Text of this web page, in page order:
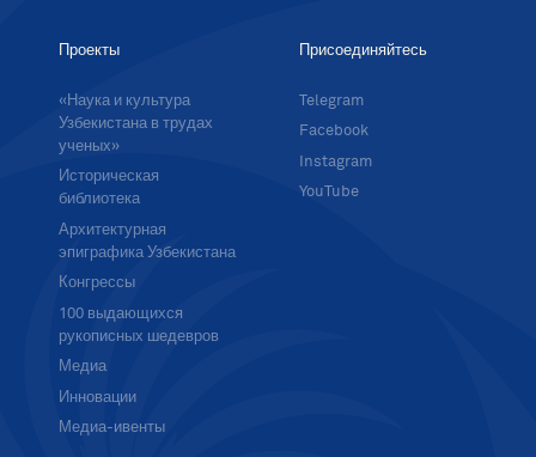
Проекты
«Наука и культура
Узбекистана в трудах
ученых»
Историческая
библиотека
Архитектурная
эпиграфика Узбекистана
Конгрессы
100 выдающихся
рукописных шедевров
Медиа
Инновации
Медиа-ивенты
Присоединяйтесь
Telegram
Facebook
Instagram
YouTube